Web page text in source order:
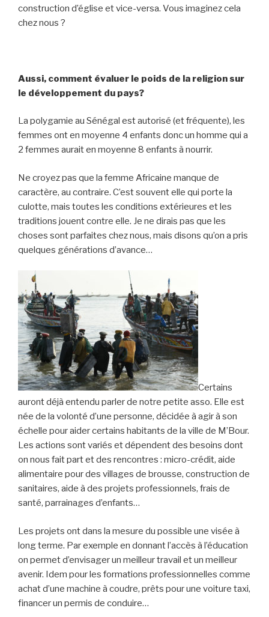
construction d’église et vice-versa. Vous imaginez cela
chez nous ?
Aussi, comment évaluer le poids de la religion sur
le développement du pays?
La polygamie au Sénégal est autorisé (et fréquente), les
femmes ont en moyenne 4 enfants donc un homme qui a
2 femmes aurait en moyenne 8 enfants à nourrir.
Ne croyez pas que la femme Africaine manque de
caractère, au contraire. C’est souvent elle qui porte la
culotte, mais toutes les conditions extérieures et les
traditions jouent contre elle. Je ne dirais pas que les
choses sont parfaites chez nous, mais disons qu’on a pris
quelques générations d’avance…
Certains
auront déjà entendu parler de notre petite asso. Elle est
née de la volonté d’une personne, décidée à agir à son
échelle pour aider certains habitants de la ville de M’Bour.
Les actions sont variés et dépendent des besoins dont
on nous fait part et des rencontres : micro-crédit, aide
alimentaire pour des villages de brousse, construction de
sanitaires, aide à des projets professionnels, frais de
santé, parrainages d’enfants…
Les projets ont dans la mesure du possible une visée à
long terme. Par exemple en donnant l’accès à l’éducation
on permet d’envisager un meilleur travail et un meilleur
avenir. Idem pour les formations professionnelles comme
achat d’une machine à coudre, prêts pour une voiture taxi,
financer un permis de conduire…